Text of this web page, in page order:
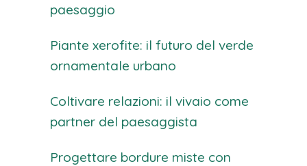
paesaggio
Piante xerofite: il futuro del verde
ornamentale urbano
Coltivare relazioni: il vivaio come
partner del paesaggista
Progettare bordure miste con